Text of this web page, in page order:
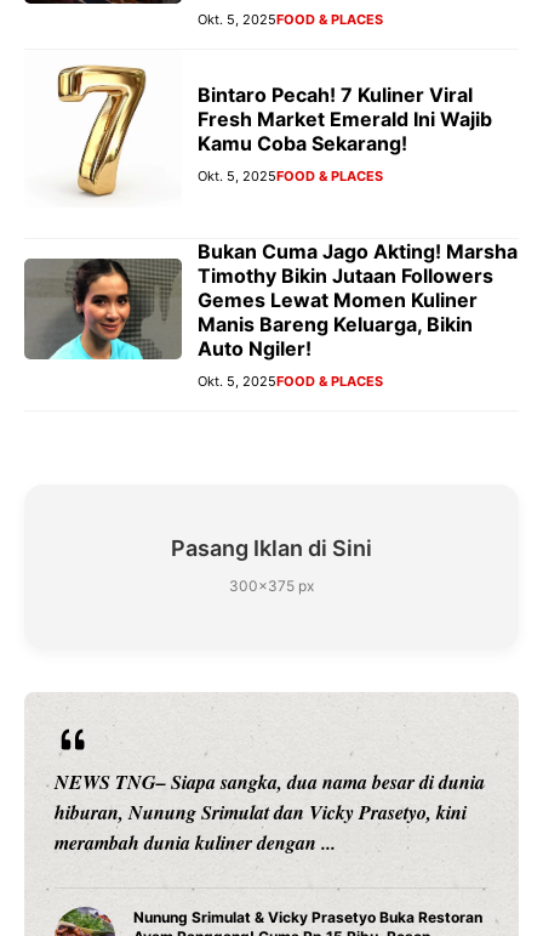
Okt. 5, 2025FOOD & PLACES
Bintaro Pecah! 7 Kuliner Viral
Fresh Market Emerald Ini Wajib
Kamu Coba Sekarang!
Okt. 5, 2025FOOD & PLACES
Bukan Cuma Jago Akting! Marsha
Timothy Bikin Jutaan Followers
Gemes Lewat Momen Kuliner
Manis Bareng Keluarga, Bikin
Auto Ngiler!
Okt. 5, 2025FOOD & PLACES
Pasang Iklan di Sini
300×375 px
NEWS TNG– Siapa sangka, dua nama besar di dunia
hiburan, Nunung Srimulat dan Vicky Prasetyo, kini
merambah dunia kuliner dengan ...
Nunung Srimulat & Vicky Prasetyo Buka Restoran